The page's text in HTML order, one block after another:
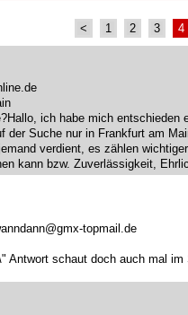
< 1 2 3 4
ich habe mich entschieden
der Suche nur in Frankfurt am
verdient, es zählen
kann bzw. Zuverlässigkeit,
gmx-topmail.de
Antwort schaut doch auch mal